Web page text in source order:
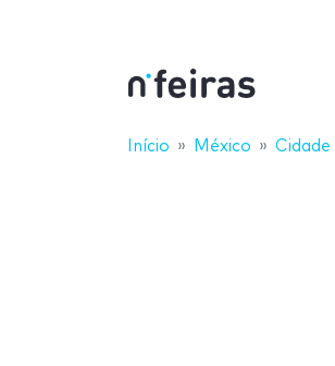
Início México Cidade